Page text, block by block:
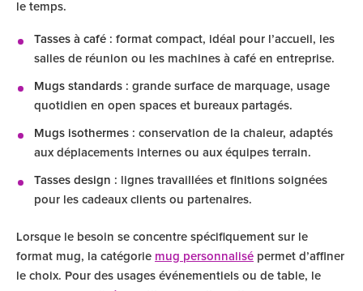
le temps.
Tasses à café : format compact, idéal pour l’accueil, les
salles de réunion ou les machines à café en entreprise.
Mugs standards : grande surface de marquage, usage
quotidien en open spaces et bureaux partagés.
Mugs isothermes : conservation de la chaleur, adaptés
aux déplacements internes ou aux équipes terrain.
Tasses design : lignes travaillées et finitions soignées
pour les cadeaux clients ou partenaires.
Lorsque le besoin se concentre spécifiquement sur le
format mug, la catégorie mug personnalisé permet d’affiner
le choix. Pour des usages événementiels ou de table, le